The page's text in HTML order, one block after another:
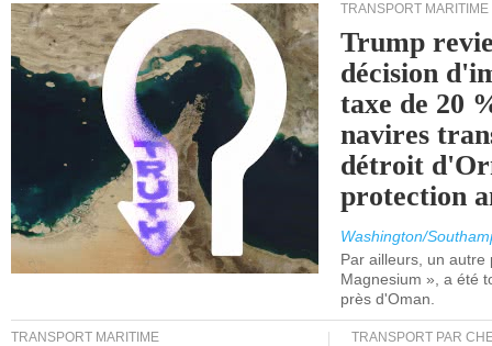
TRANSPORT MARITIME
Trump
décision
taxe de 20
navires
détroit
protection
Washington/
Par ailleurs, un autre
Magnesium », a été
près d'Oman.
TRANSPORT MARITIME TRANSPORT PAR